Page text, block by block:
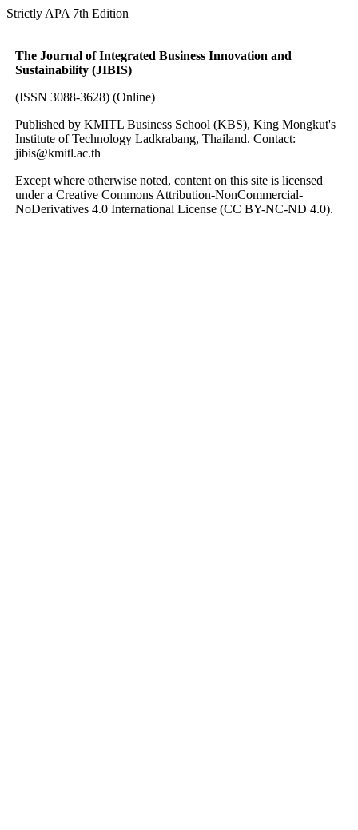
Strictly APA 7th Edition
The Journal of Integrated Business Innovation and
Sustainability (JIBIS)
(ISSN 3088-3628) (Online)
Published by KMITL Business School (KBS), King Mongkut's
Institute of Technology Ladkrabang, Thailand. Contact:
jibis@kmitl.ac.th
Except where otherwise noted, content on this site is licensed
under a Creative Commons Attribution-NonCommercial-
NoDerivatives 4.0 International License (CC BY-NC-ND 4.0).